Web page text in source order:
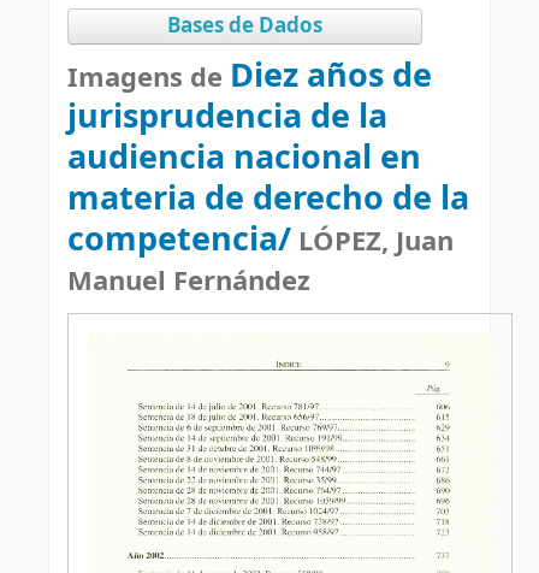
Bases de Dados
Imagens de Diez años de
jurisprudencia de la
audiencia nacional en
materia de derecho de la
competencia/ LÓPEZ, Juan
Manuel Fernández